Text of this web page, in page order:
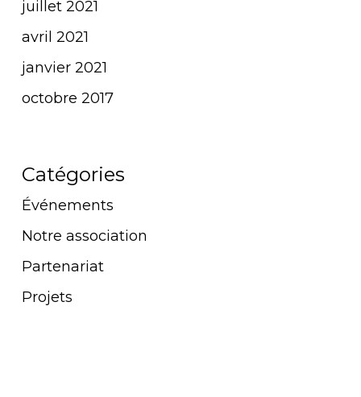
juillet 2021
avril 2021
janvier 2021
octobre 2017
Catégories
Événements
Notre association
Partenariat
Projets